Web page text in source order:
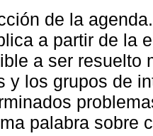
de la
a partir de la
a ser resuelto
y los grupos de
palabra sobre